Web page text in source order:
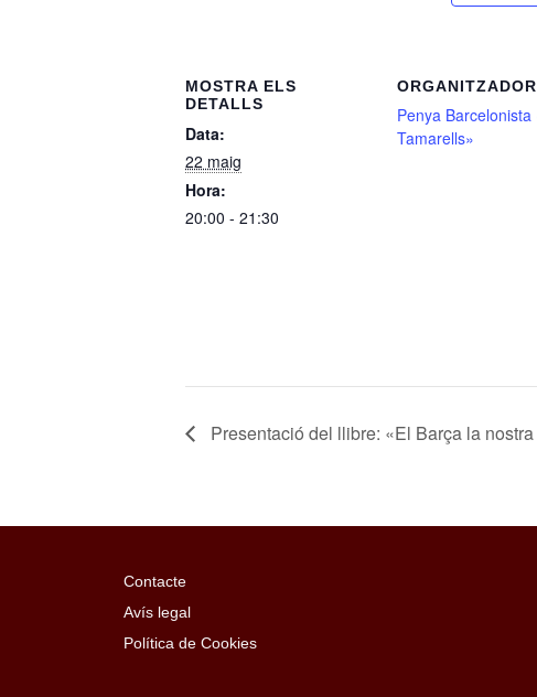
MOSTRA ELS
DETALLS
Data:
22 maig
Hora:
20:00 - 21:30
ORGANITZADOR
Penya Barcelonista
Tamarells»
Presentació del llibre: «El Barça la
Contacte
Avís legal
Política de Cookies